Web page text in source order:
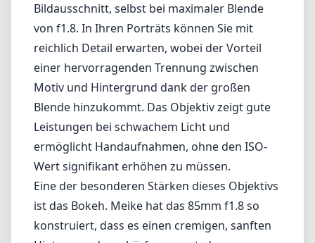
Bildausschnitt, selbst bei maximaler Blende
von f1.8. In Ihren Porträts können Sie mit
reichlich Detail erwarten, wobei der Vorteil
einer hervorragenden Trennung zwischen
Motiv und Hintergrund dank der großen
Blende hinzukommt. Das Objektiv zeigt gute
Leistungen bei schwachem Licht und
ermöglicht Handaufnahmen, ohne den ISO-
Wert signifikant erhöhen zu müssen.
Eine der besonderen Stärken dieses Objektivs
ist das Bokeh. Meike hat das 85mm f1.8 so
konstruiert, dass es einen cremigen, sanften